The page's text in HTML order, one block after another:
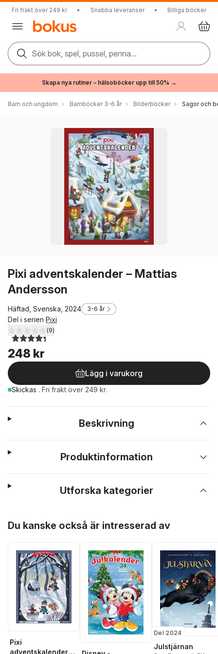
Fri frakt över 249 kr • Snabba leveranser • Billiga böcker
Sök bok, spel, pussel, penna...
Skapa nya rutiner – hälsoböcker upp till 50% →
Barn och ungdom Barnböcker 3-6 år Bilderböcker Sagor och
Pixi adventskalender – Mattias
Andersson
Häftad, Svenska, 2024 3-6 år
Del i serien Pixi
4,4utav 5 stjärnor. Totalt antal röster:
(9)
248 kr
Lägg i varukorg
Skickas . Fri frakt över 249 kr.
Beskrivning
Produktinformation
Utforska kategorier
Du kanske också är intresserad av
Pixi
adventskalender
Del 2024
Julstjärnan